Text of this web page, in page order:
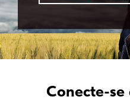
Conecte-se